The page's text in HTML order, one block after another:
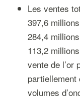
Les ventes
397,6
284,4
113,2
vente de l’or
partiellement
volumes